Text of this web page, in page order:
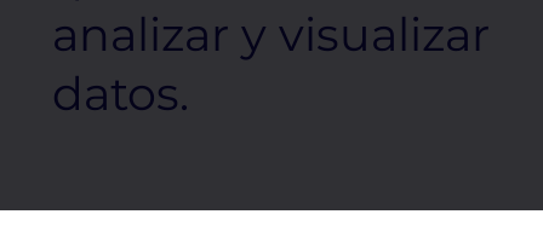
analizar y visualizar
datos.